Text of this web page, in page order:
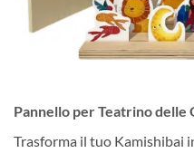
Pannello per Teatrino delle
Trasforma il tuo Kamishibai